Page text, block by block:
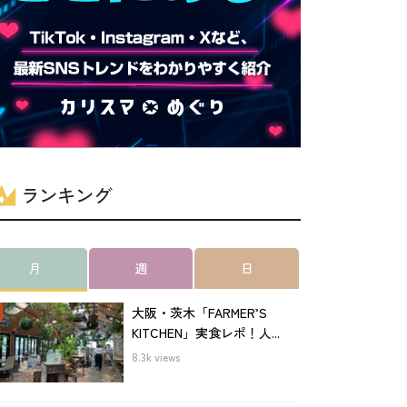
ランキング
月 週 日
大阪・茨木「FARMER’S
KITCHEN」実食レポ！人...
8.3k views